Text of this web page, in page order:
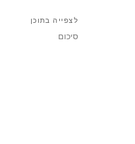
לצפייה בתוכן
סיכום